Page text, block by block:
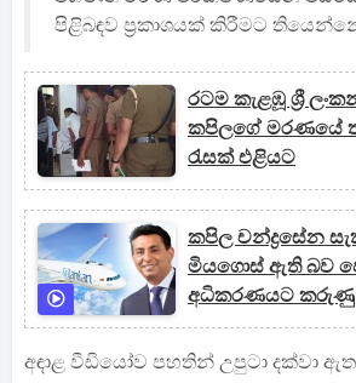
පිළිබඳව ප්‍රකාශයක් කිරීමට
රටම කැළඹූ ශ්‍රී
කපිලගේ මරණයේ
රැසක් එළියට
කපිල චන්ද්‍රසේන
මියගොස් ඇති බව
අධිකරණයට කරුණු
අඳාළ වීඩියෝව පහතින් උපුටා දක්වා